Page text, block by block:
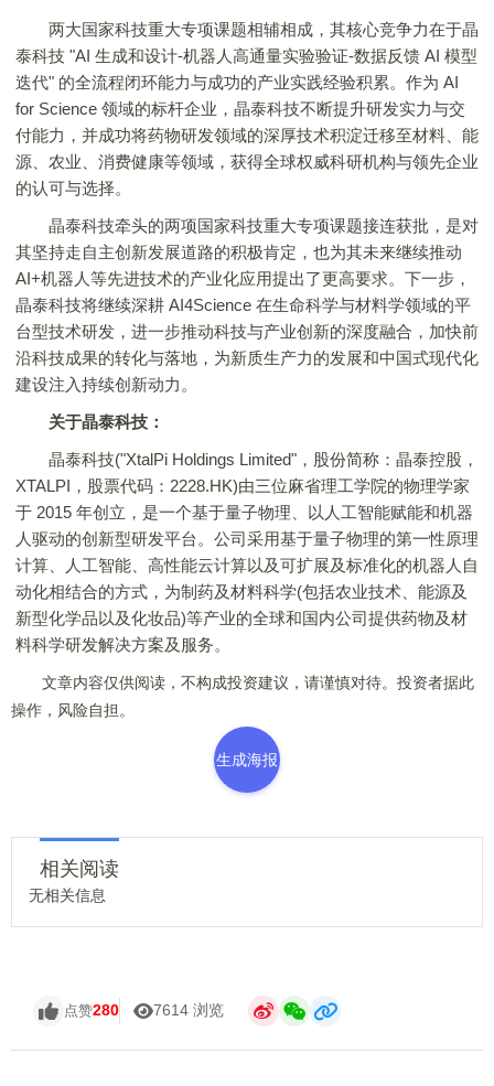
两大国家科技重大专项课题相辅相成，其核心竞争力在于晶
泰科技 "AI 生成和设计-机器人高通量实验验证-数据反馈 AI 模型
迭代" 的全流程闭环能力与成功的产业实践经验积累。作为 AI
for Science 领域的标杆企业，晶泰科技不断提升研发实力与交
付能力，并成功将药物研发领域的深厚技术积淀迁移至材料、能
源、农业、消费健康等领域，获得全球权威科研机构与领先企业
的认可与选择。
晶泰科技牵头的两项国家科技重大专项课题接连获批，是对
其坚持走自主创新发展道路的积极肯定，也为其未来继续推动
AI+机器人等先进技术的产业化应用提出了更高要求。下一步，
晶泰科技将继续深耕 AI4Science 在生命科学与材料学领域的平
台型技术研发，进一步推动科技与产业创新的深度融合，加快前
沿科技成果的转化与落地，为新质生产力的发展和中国式现代化
建设注入持续创新动力。
关于晶泰科技：
晶泰科技("XtalPi Holdings Limited"，股份简称：晶泰控股，
XTALPI，股票代码：2228.HK)由三位麻省理工学院的物理学家
于 2015 年创立，是一个基于量子物理、以人工智能赋能和机器
人驱动的创新型研发平台。公司采用基于量子物理的第一性原理
计算、人工智能、高性能云计算以及可扩展及标准化的机器人自
动化相结合的方式，为制药及材料科学(包括农业技术、能源及
新型化学品以及化妆品)等产业的全球和国内公司提供药物及材
料科学研发解决方案及服务。
文章内容仅供阅读，不构成投资建议，请谨慎对待。投资者据此
操作，风险自担。
生成海报
相关阅读
无相关信息
点赞280 7614 浏览